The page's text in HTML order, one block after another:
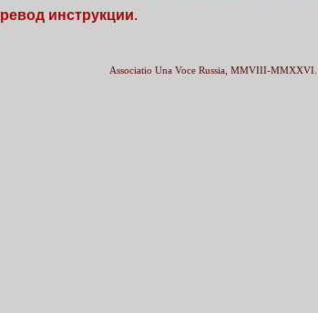
инструкции.
Associatio Una Voce Russia, MMVIII-MMXXVI.